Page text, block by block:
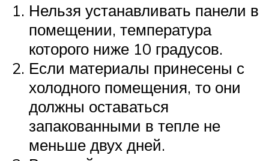
Нельзя устанавливать панели в
помещении, температура
которого ниже 10 градусов.
Если материалы принесены с
холодного помещения, то они
должны оставаться
запакованными в тепле не
меньше двух дней.